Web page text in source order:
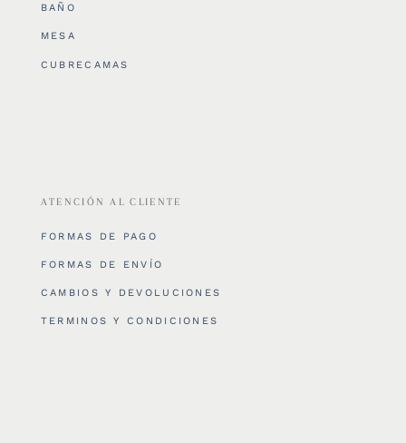
BAÑO
MESA
CUBRECAMAS
ATENCIÓN AL CLIENTE
FORMAS DE PAGO
FORMAS DE ENVÍO
CAMBIOS Y DEVOLUCIONES
TERMINOS Y CONDICIONES